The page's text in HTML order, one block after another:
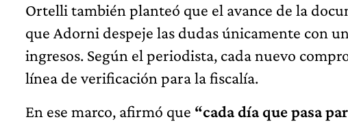
Ortelli también planteó que el avance de la
que Adorni despeje las dudas únicamente con
ingresos. Según el periodista, cada nuevo
línea de verificación para la fiscalía.
En ese marco, afirmó que “cada día que pasa